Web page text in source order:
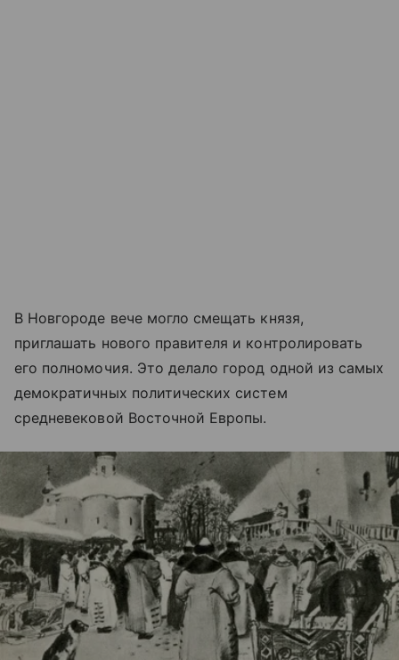
В Новгороде вече могло смещать князя,
приглашать нового правителя и контролировать
его полномочия. Это делало город одной из самых
демократичных политических систем
средневековой Восточной Европы.